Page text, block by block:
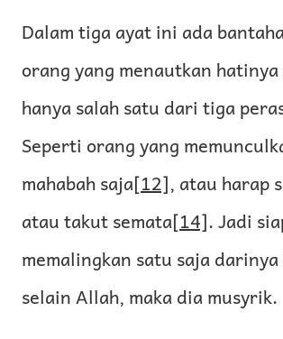
Dalam tiga ayat ini ada
orang yang menautkan
hanya salah satu dari tiga
Seperti orang yang
mahabah saja[12], atau harap
atau takut semata[14]. Jadi
memalingkan satu saja
selain Allah, maka dia musyrik.